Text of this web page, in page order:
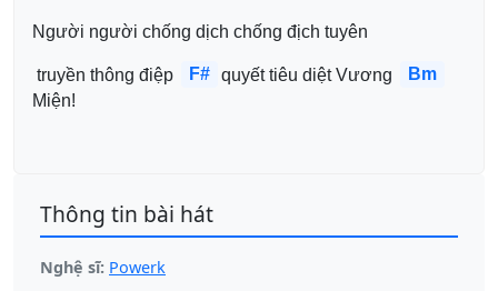
Người người chống dịch chống địch tuyên
truyền thông điệp F# quyết tiêu diệt Vương
Bm
Miện!
Thông tin bài hát
Nghệ sĩ: Powerk